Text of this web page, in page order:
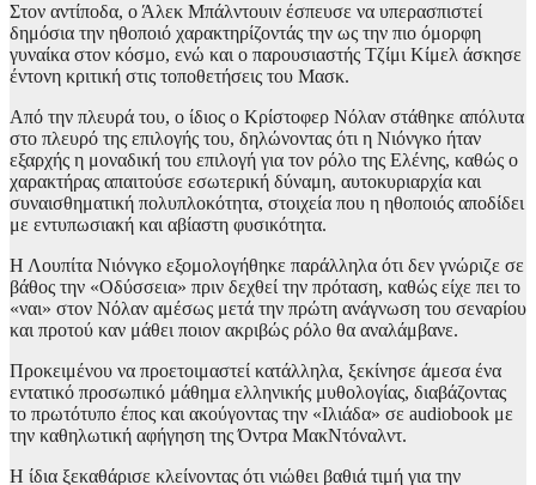
Στον αντίποδα, ο Άλεκ Μπάλντουιν έσπευσε να υπερασπιστεί
δημόσια την ηθοποιό χαρακτηρίζοντάς την ως την πιο όμορφη
γυναίκα στον κόσμο, ενώ και ο παρουσιαστής Τζίμι Κίμελ άσκησε
έντονη κριτική στις τοποθετήσεις του Μασκ.
Από την πλευρά του, ο ίδιος ο Κρίστοφερ Νόλαν στάθηκε απόλυτα
στο πλευρό της επιλογής του, δηλώνοντας ότι η Νιόνγκο ήταν
εξαρχής η μοναδική του επιλογή για τον ρόλο της Ελένης, καθώς ο
χαρακτήρας απαιτούσε εσωτερική δύναμη, αυτοκυριαρχία και
συναισθηματική πολυπλοκότητα, στοιχεία που η ηθοποιός αποδίδει
με εντυπωσιακή και αβίαστη φυσικότητα.
Η Λουπίτα Νιόνγκο εξομολογήθηκε παράλληλα ότι δεν γνώριζε σε
βάθος την «Οδύσσεια» πριν δεχθεί την πρόταση, καθώς είχε πει το
«ναι» στον Νόλαν αμέσως μετά την πρώτη ανάγνωση του σεναρίου
και προτού καν μάθει ποιον ακριβώς ρόλο θα αναλάμβανε.
Προκειμένου να προετοιμαστεί κατάλληλα, ξεκίνησε άμεσα ένα
εντατικό προσωπικό μάθημα ελληνικής μυθολογίας, διαβάζοντας
το πρωτότυπο έπος και ακούγοντας την «Ιλιάδα» σε audiobook με
την καθηλωτική αφήγηση της Όντρα ΜακΝτόναλντ.
Η ίδια ξεκαθάρισε κλείνοντας ότι νιώθει βαθιά τιμή για την